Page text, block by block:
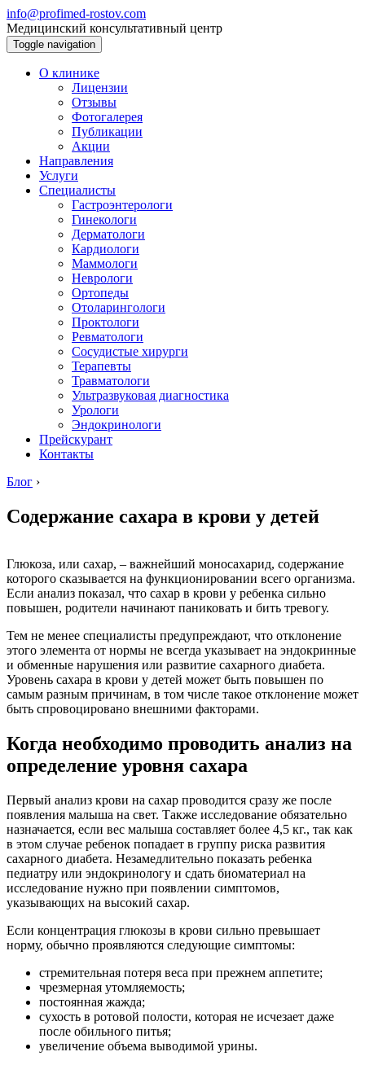
info@profimed-rostov.com
Медицинский консультативный центр
Toggle navigation
О клинике
Лицензии
Отзывы
Фотогалерея
Публикации
Акции
Направления
Услуги
Специалисты
Гастроэнтерологи
Гинекологи
Дерматологи
Кардиологи
Маммологи
Неврологи
Ортопеды
Отоларингологи
Проктологи
Ревматологи
Сосудистые хирурги
Терапевты
Травматологи
Ультразвуковая диагностика
Урологи
Эндокринологи
Прейскурант
Контакты
Блог ›
Содержание сахара в крови у детей
Глюкоза, или сахар, – важнейший моносахарид, содержание
которого сказывается на функционировании всего организма.
Если анализ показал, что сахар в крови у ребенка сильно
повышен, родители начинают паниковать и бить тревогу.
Тем не менее специалисты предупреждают, что отклонение
этого элемента от нормы не всегда указывает на эндокринные
и обменные нарушения или развитие сахарного диабета.
Уровень сахара в крови у детей может быть повышен по
самым разным причинам, в том числе такое отклонение может
быть спровоцировано внешними факторами.
Когда необходимо проводить анализ на
определение уровня сахара
Первый анализ крови на сахар проводится сразу же после
появления малыша на свет. Также исследование обязательно
назначается, если вес малыша составляет более 4,5 кг., так как
в этом случае ребенок попадает в группу риска развития
сахарного диабета. Незамедлительно показать ребенка
педиатру или эндокринологу и сдать биоматериал на
исследование нужно при появлении симптомов,
указывающих на высокий сахар.
Если концентрация глюкозы в крови сильно превышает
норму, обычно проявляются следующие симптомы:
стремительная потеря веса при прежнем аппетите;
чрезмерная утомляемость;
постоянная жажда;
сухость в ротовой полости, которая не исчезает даже
после обильного питья;
увеличение объема выводимой урины.